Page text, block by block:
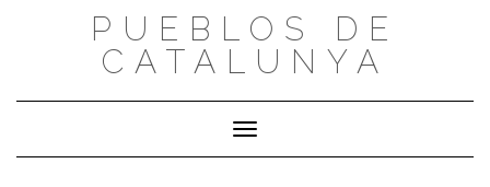
PUEBLOS DE
CATALUNYA
Cambiar modo de navegación